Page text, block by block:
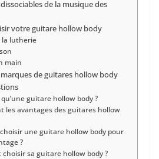
de la musique des
votre guitare hollow body
la ⁣lutherie
main
‍de guitares hollow body
qu’une guitare hollow body ?
les avantages des​ guitares hollow
⁣une guitare hollow body pour
?
choisir sa guitare hollow body ?